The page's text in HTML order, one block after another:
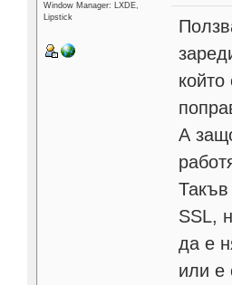
Window Manager: LXDE,
Lipstick
А
SSL,
да е
или е